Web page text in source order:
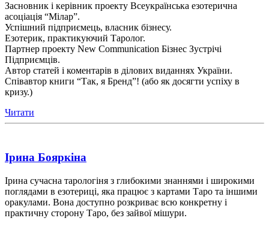
Засновник і керівник проекту Всеукраїнська езотерична
асоціація “Мілар”.
Успішний підприємець, власник бізнесу.
Езотерик, практикуючий Таролог.
Партнер проекту New Communication Бізнес Зустрічі
Підприємців.
Автор статей і коментарів в ділових виданнях України.
Співавтор книги “Так, я Бренд”! (або як досягти успіху в
кризу.)
Читати
Ірина Бояркіна
Ірина сучасна тарологіня з глибокими знаннями і широкими
поглядами в езотериці, яка працює з картами Таро та іншими
оракулами. Вона доступно розкриває всю конкретну і
практичну сторону Таро, без зайвої мішури.